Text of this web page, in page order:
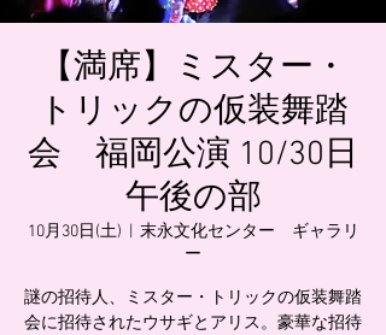
【満席】ミスター・
トリックの仮装舞踏
会 福岡公演 10/30日
午後の部
10月30日(土)
末永文化センター ギャラリ
ー
謎の招待人、ミスター・トリックの仮装舞踏
会に招待されたウサギとアリス。豪華な招待